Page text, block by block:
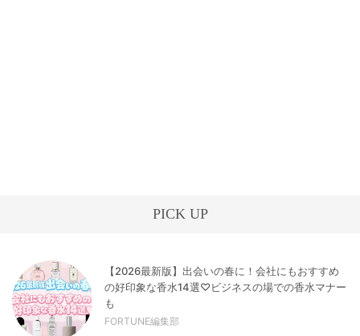
PICK UP
【2026最新版】出会いの春に！会社にもおすすめ
の好印象な香水14選♡ビジネスの場での香水マナー
も
FORTUNE編集部